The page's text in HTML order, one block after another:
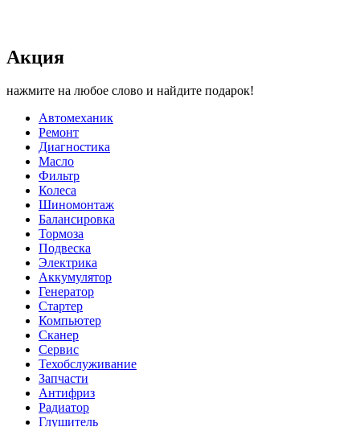
Акция
нажмите на любое слово и найдите подарок!
Автомеханик
Ремонт
Диагностика
Масло
Фильтр
Колеса
Шиномонтаж
Балансировка
Тормоза
Подвеска
Электрика
Аккумулятор
Генератор
Стартер
Компьютер
Сканер
Сервис
Техобслуживание
Запчасти
Антифриз
Радиатор
Глушитель